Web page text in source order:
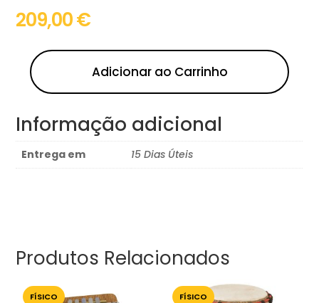
209,00€
Adicionar ao Carrinho
Informação adicional
Entrega em 15 Dias Úteis
Produtos Relacionados
FÍSICO FÍSICO